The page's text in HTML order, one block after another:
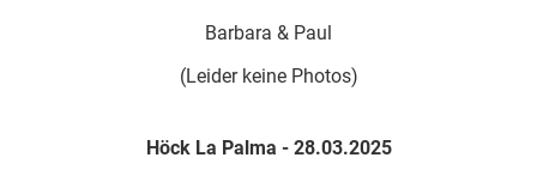
Barbara & Paul
(Leider keine Photos)
Höck La Palma - 28.03.2025